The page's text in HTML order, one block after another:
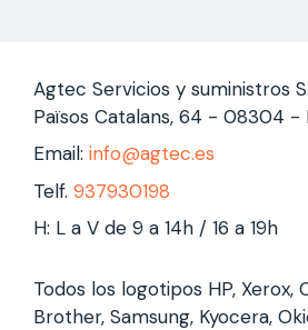
Agtec Servicios y suministros
Països Catalans, 64 - 08304 -
Email: info@agtec.es
Telf. 937930198
H: L a V de 9 a 14h / 16 a 19h
Todos los logotipos HP, Xerox,
Brother, Samsung, Kyocera,